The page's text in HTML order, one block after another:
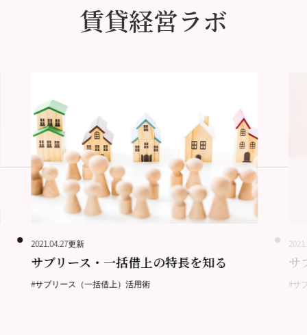
賃貸経営ラボ
2021.04.27更新
サブリース・一括借上の特長を知る
#サブリース（一括借上）活用術
サ
#サ